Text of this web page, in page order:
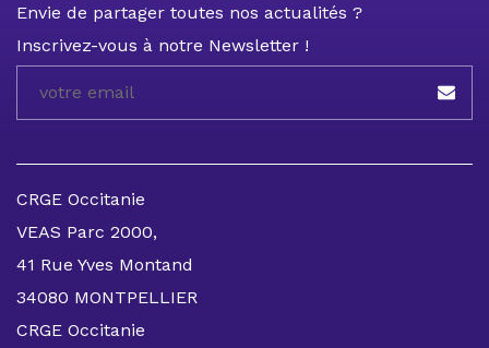
Envie de partager toutes nos actualités ?
Inscrivez-vous à notre Newsletter !
CRGE Occitanie
VEAS Parc 2000,
41 Rue Yves Montand
34080 MONTPELLIER
CRGE Occitanie